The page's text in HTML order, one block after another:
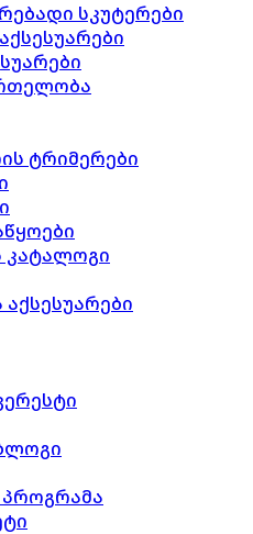
სკუტერები
ტრიმერები
კატალოგი